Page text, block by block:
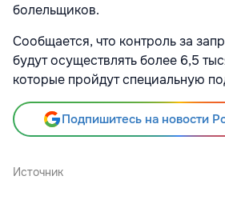
болельщиков.
Сообщается, что контроль за
будут осуществлять более 6,5
которые пройдут специальную
Подпишитесь на новости
Источник